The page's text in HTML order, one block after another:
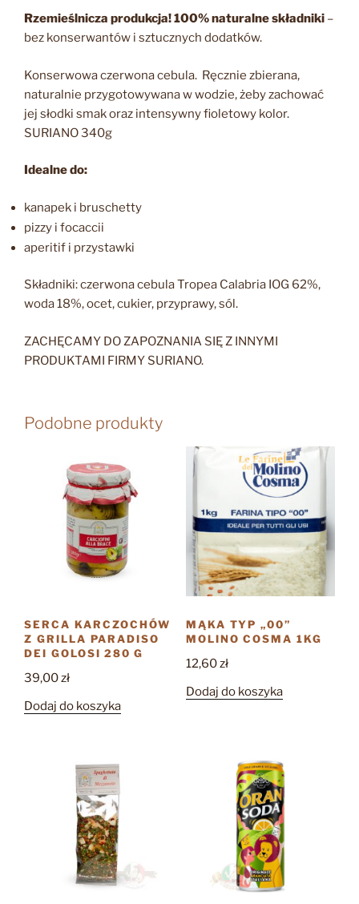
Rzemieślnicza produkcja!100% naturalne składniki –
bez konserwantów i sztucznych dodatków.
Konserwowa czerwona cebula. Ręcznie zbierana,
naturalnie przygotowywana w wodzie, żeby zachować
jej słodki smak oraz intensywny fioletowy kolor.
SURIANO 340g
Idealne do:
kanapek i bruschetty
pizzy i focaccii
aperitif i przystawki
Składniki: czerwona cebula Tropea Calabria IOG 62%,
woda 18%, ocet, cukier, przyprawy, sól.
ZACHĘCAMY DO ZAPOZNANIA SIĘ Z INNYMI
PRODUKTAMI FIRMY SURIANO.
Podobne produkty
SERCA KARCZOCHÓW
Z GRILLA PARADISO
DEI GOLOSI 280 G
39,00zł
Dodaj do koszyka
MĄKA TYP „00”
MOLINO COSMA 1KG
12,60zł
Dodaj do koszyka